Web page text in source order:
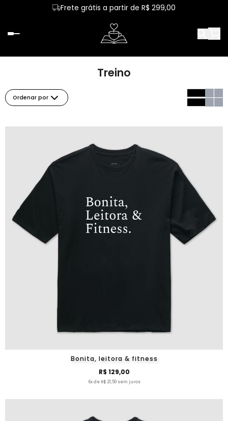
Frete grátis a partir de R$ 299,00
Treino
Ordenar por
Bonita, leitora & fitness
R$ 129,00
6x de R$ 21,50 sem juros